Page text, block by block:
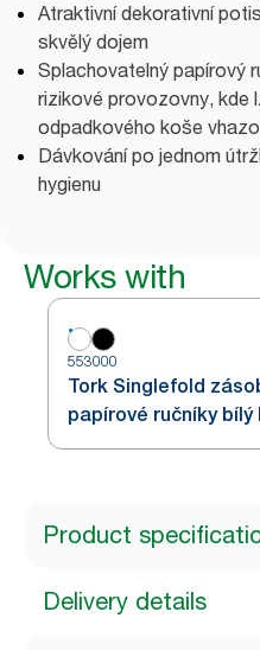
Atraktivní dekorativní
skvělý dojem
Splachovatelný papírový
rizikové provozovny, kde
odpadkového koše
Dávkování po jednom
hygienu
Works with
553000
Tork Singlefold
papírové ručníky bílý
Product
Delivery details